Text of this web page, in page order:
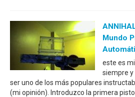
Mundo
este es
siempre
ser uno de los más populares
(mi opinión). Introduzco la primera